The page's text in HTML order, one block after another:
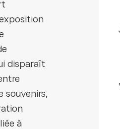
disparaît
souvenirs,
à